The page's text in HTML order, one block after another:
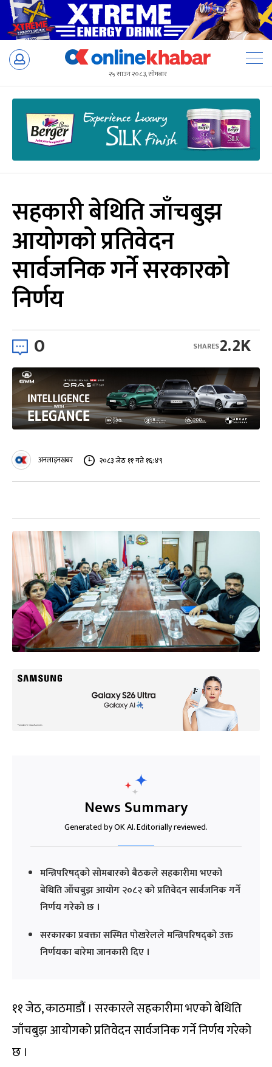
Skip
२५ साउन २०८३, सोमबार
सहकारी बेथिति जाँचबुझ
आयोगको प्रतिवेदन
सार्वजनिक गर्ने सरकारको
निर्णय
0 2.2K
SHARES
अनलाइनखबर २०८३ जेठ ११ गते १६:४९
News Summary
Generated by OK AI. Editorially reviewed.
मन्त्रिपरिषद्को सोमबारको बैठकले सहकारीमा भएको
बेथिति जाँचबुझ आयोग २०८२ को प्रतिवेदन सार्वजनिक गर्ने
निर्णय गरेको छ ।
सरकारका प्रवक्ता सस्मित पोखरेलले मन्त्रिपरिषद्को उक्त
निर्णयका बारेमा जानकारी दिए ।
११ जेठ, काठमाडौं । सरकारले सहकारीमा भएको बेथिति
जाँचबुझ आयोगको प्रतिवेदन सार्वजनिक गर्ने निर्णय गरेको
छ ।